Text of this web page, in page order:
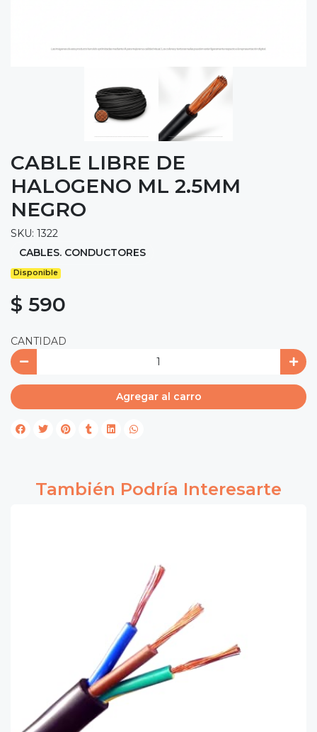
CABLE LIBRE DE
HALOGENO ML 2.5MM
NEGRO
SKU: 1322
CABLES. CONDUCTORES
Disponible
$ 590
CANTIDAD
Agregar al carro
También Podría Interesarte